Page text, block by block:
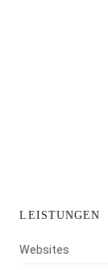
LEISTUNGEN
Websites